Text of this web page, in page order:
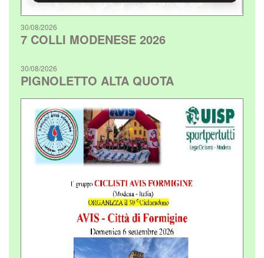
30/08/2026
7 COLLI MODENESE 2026
30/08/2026
PIGNOLETTO ALTA QUOTA